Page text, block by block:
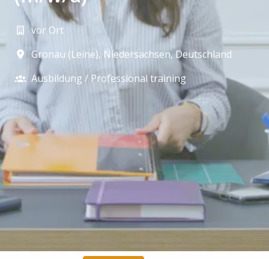
vor Ort
Gronau (Leine), Niedersachsen, Deutschland
Ausbildung / Professional training